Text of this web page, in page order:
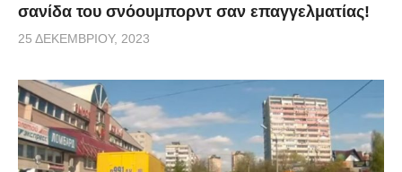
σανίδα του σνόουμπορντ σαν επαγγελματίας!
25 ΔΕΚΕΜΒΡΊΟΥ, 2023